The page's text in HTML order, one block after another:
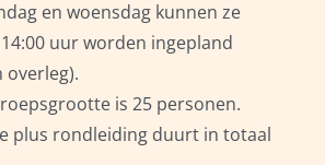
en woensdag kunnen ze
uur worden ingepland
overleg).
is 25 personen.
plus rondleiding duurt in totaal